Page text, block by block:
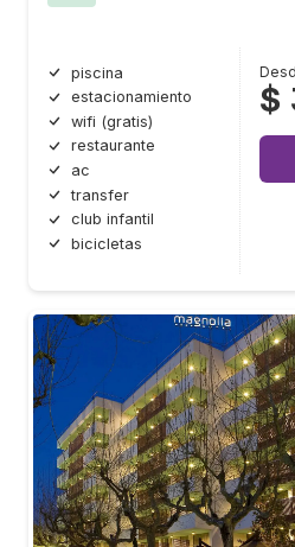
piscina
estacionamiento
wifi (gratis)
restaurante
ac
transfer
club infantil
bicicletas
$